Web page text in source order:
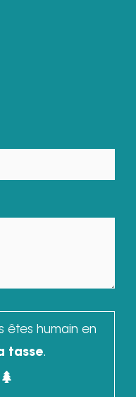
êtes humain en
tasse.